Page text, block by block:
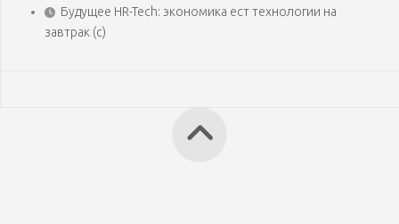
Будущее HR-Tech: экономика ест технологии на
завтрак (с)